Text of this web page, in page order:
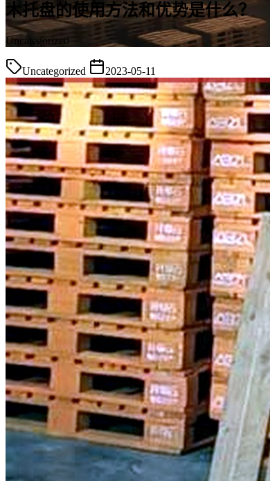
木托盘的使用方法和优势是什么？
Uncategorized
Uncategorized 2023-05-11